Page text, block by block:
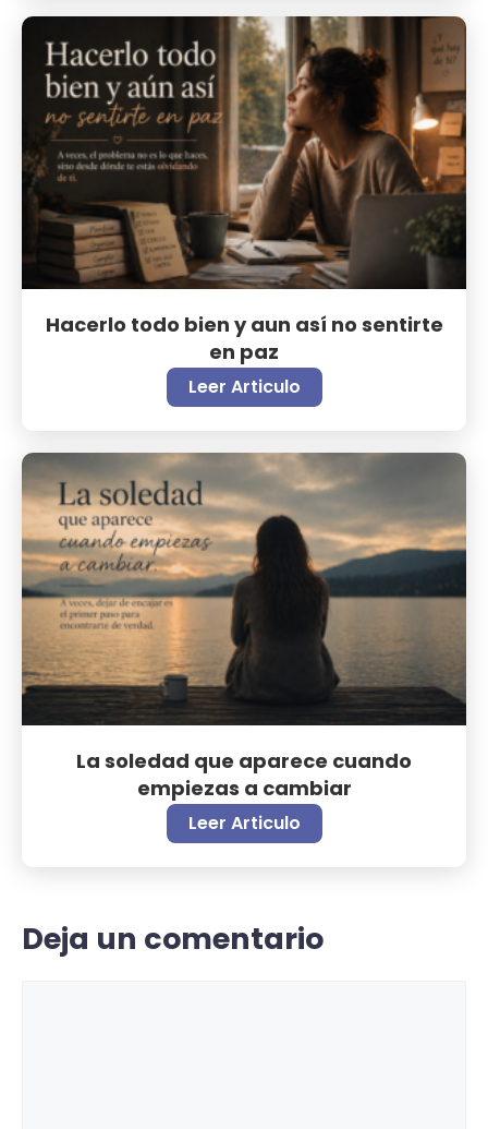
Hacerlo todo bien y aun así no sentirte
en paz
Leer Articulo
La soledad que aparece cuando
empiezas a cambiar
Leer Articulo
Deja un comentario